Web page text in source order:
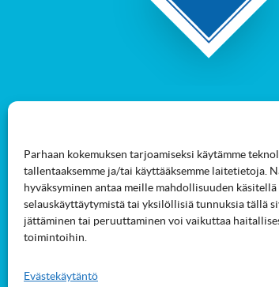
Parhaan kokemuksen tarjoamiseksi käytämme
tallentaaksemme ja/tai käyttääksemme laitetietoja.
hyväksyminen antaa meille mahdollisuuden
selauskäyttäytymistä tai yksilöllisiä tunnuksia tällä
jättäminen tai peruuttaminen voi vaikuttaa
toimintoihin.
Evästekäytäntö